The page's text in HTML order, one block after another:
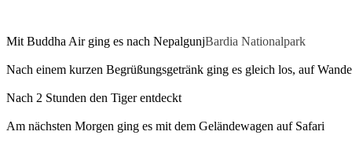
Mit Buddha Air ging es nach NepalgunjBardia Nationalpark
Nach einem kurzen Begrüßungsgetränk ging es gleich los, auf
Nach 2 Stunden den Tiger entdeckt
Am nächsten Morgen ging es mit dem Geländewagen auf Safari